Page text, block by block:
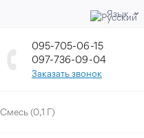
Язык
095-705-06-15
097-736-09-04
Заказать звонок
(0,1 Г)